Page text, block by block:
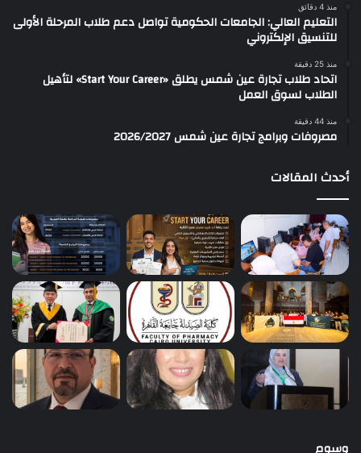
منذ 4 دقائق
التعليم العالي: الجامعات الحكومية تواصل دعم طلاب المرحلة الأولى
للتنسيق الإلكتروني
منذ 25 دقيقة
اتحاد طلاب تجارة عين شمس يطلق «Start Your Career» لتأهيل
الطلاب لسوق العمل
منذ 44 دقيقة
مصروفات وبرامج تجارة عين شمس 2026/2027
أحدث المقالات